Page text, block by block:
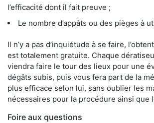
l’efficacité dont il fait preuve ;
Le nombre d’appâts ou des pièges à
Il n’y a pas d’inquiétude à se faire,
est totalement gratuite. Chaque
viendra faire le tour des lieux pour une
dégâts subis, puis vous fera part de la
plus efficace selon lui, sans oublier les
nécessaires pour la procédure ainsi que
Foire aux questions